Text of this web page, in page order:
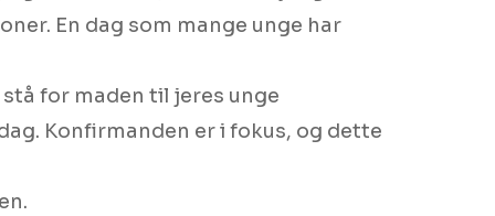
En dag som mange unge har
for maden til jeres unge
Konfirmanden er i fokus, og dette